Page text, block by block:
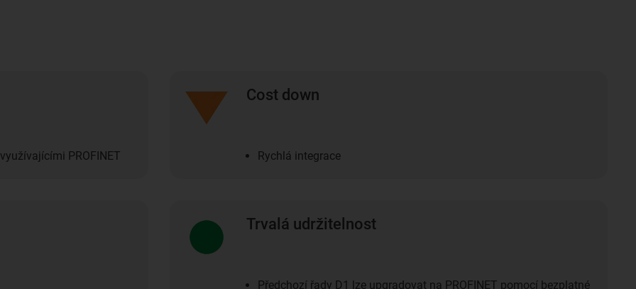
PROFINET
Cost down
Rychlá integrace
Trvalá udržitelnost
Předchozí řady D1 lze upgradovat na PROFINET pomocí bezplatné